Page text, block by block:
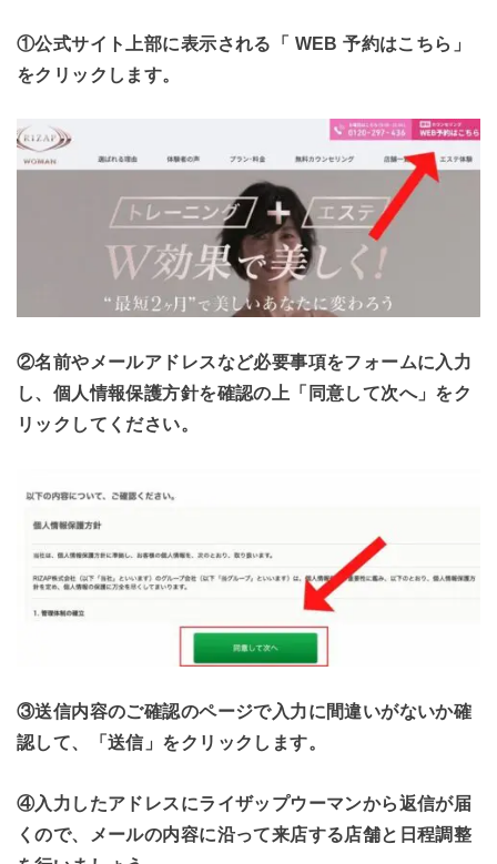
①公式サイト上部に表示される「 WEB 予約はこちら」
をクリックします。
②名前やメールアドレスなど必要事項をフォームに入力
し、個人情報保護方針を確認の上「同意して次へ」をク
リックしてください。
③送信内容のご確認のページで入力に間違いがないか確
認して、「送信」をクリックします。
④入力したアドレスにライザップウーマンから返信が届
くので、メールの内容に沿って来店する店舗と日程調整